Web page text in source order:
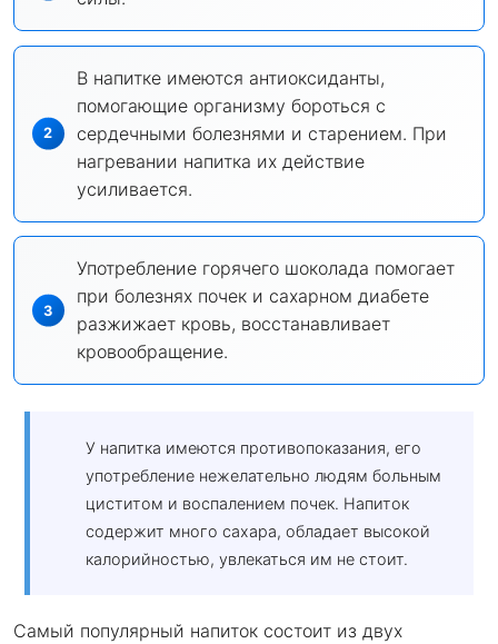
В напитке имеются антиоксиданты,
помогающие организму бороться с
сердечными болезнями и старением. При
нагревании напитка их действие
усиливается.
Употребление горячего шоколада помогает
при болезнях почек и сахарном диабете
разжижает кровь, восстанавливает
кровообращение.
У напитка имеются противопоказания, его
употребление нежелательно людям больным
циститом и воспалением почек. Напиток
содержит много сахара, обладает высокой
калорийностью, увлекаться им не стоит.
Самый популярный напиток состоит из двух